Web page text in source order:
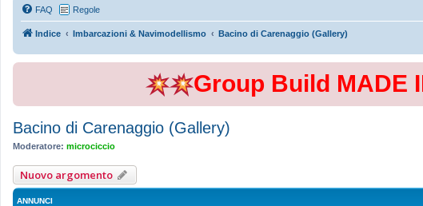
FAQ Regole
Indice Imbarcazioni & Navimodellismo Bacino di Carenaggio (Gallery)
Group Build MADE
Bacino di Carenaggio (Gallery)
Moderatore: microciccio
Nuovo argomento
ANNUNCI